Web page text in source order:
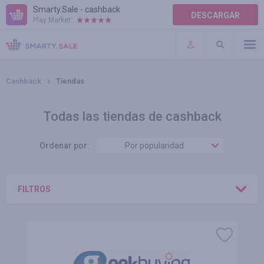
Smarty.Sale - cashback
Play Market: DESCARGAR
TÉRMINOS DE USO
COMPLEMENTOS
Cashback Tiendas
Todas las tiendas de cashback
Ordenar por: Por popularidad
FILTROS